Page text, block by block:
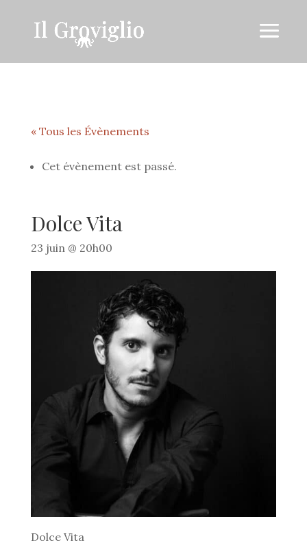
« Tous les Évènements
Cet évènement est passé.
Dolce Vita
23 juin @ 20h00
Dolce Vita